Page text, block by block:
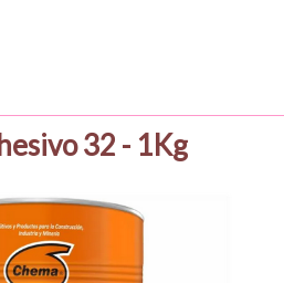
32 - 1Kg